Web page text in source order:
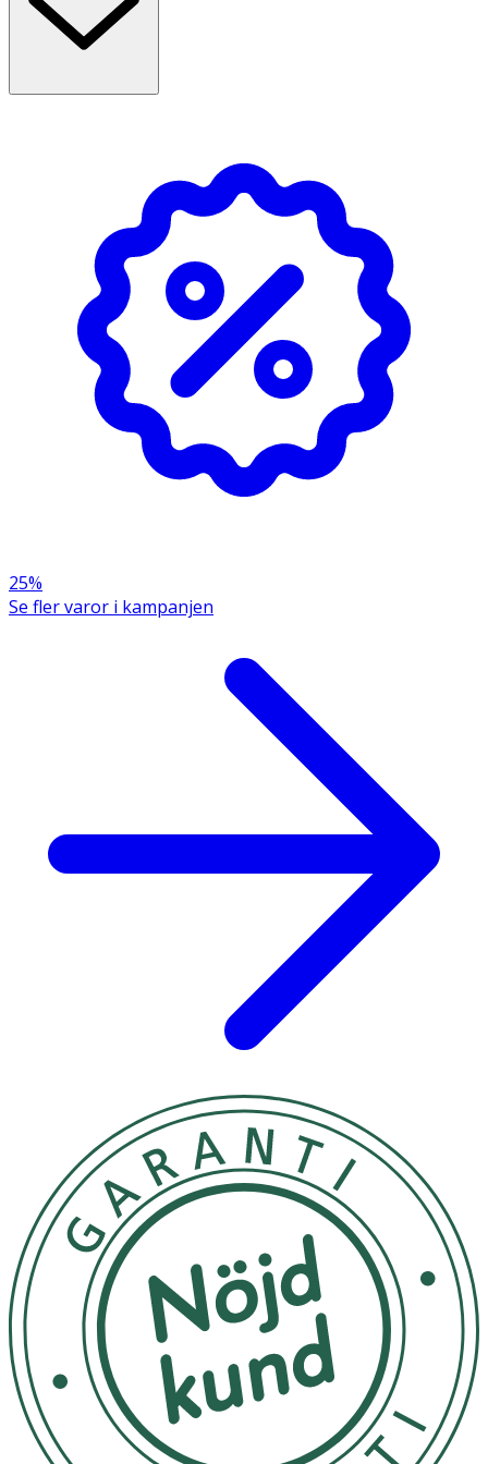
- Applicera på ren hud på morgonen.
Aqua, Glycerin, Neopentyl Glycol Diheptanoate,
Niacinamide, Ethylhexyl Salicylate, Octyldodecanol, Canola
Oil, Propylene Glycol Dibenzoate, Bis-
Ethylhexyloxyphenol Methoxyphenyl Triazine,
Diethylhexyl Carbonate, Pentaerythrityl Tetraisostearate,
Dimethicone, Cetyl Dimethicone, Diethylamino
Hydroxybenzoyl Hexyl Benzoate, "1,2-Hexanediol",
Ethylhexyl Triazone, Cetearyl Alcohol, Cetearyl Olivate,
Sorbitan Olivate, PEG-100 Stearate, Glyceryl Stearate,
Caprooyl Phytosphingosine, Hydrolyzed Hyaluronic Acid,
Butyrospermum Parkii Butter, Tocopheryl Acetate,
Ammonium Acryloyldimethyltaurate/VP Copolymer,
Acrylates/C10-30 Alkyl Acrylate Crosspolymer, Xanthan
Gum, Citric Acid, Sodium Benzoate, Parfum.
25%
Se fler varor i kampanjen